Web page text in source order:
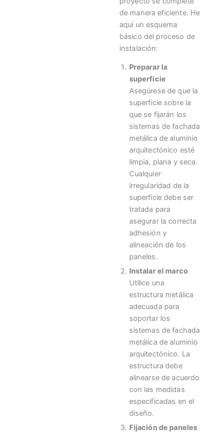
de manera eficiente. He
aquí un esquema
básico del proceso de
instalación:
Preparar la
superficie
Asegúrese de que la
superficie sobre la
que se fijarán los
sistemas de fachada
metálica de aluminio
arquitectónico esté
limpia, plana y seca.
Cualquier
irregularidad de la
superficie debe ser
tratada para
asegurar la correcta
adhesión y
alineación de los
paneles.
Instalar el marco
Utilice una
estructura metálica
adecuada para
soportar los
sistemas de fachada
metálica de aluminio
arquitectónico. La
estructura debe
alinearse de acuerdo
con las medidas
especificadas en el
diseño.
Fijación de paneles